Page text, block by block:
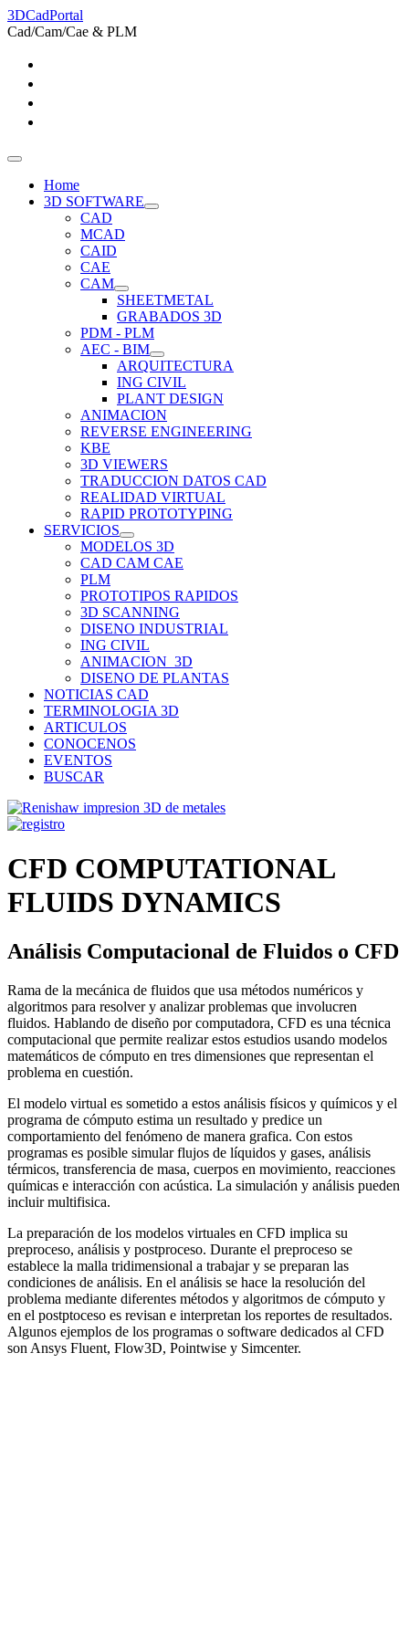
3DCadPortal
Cad/Cam/Cae & PLM
Home
3D SOFTWARE
CAD
MCAD
CAID
CAE
CAM
SHEETMETAL
GRABADOS 3D
PDM - PLM
AEC - BIM
ARQUITECTURA
ING CIVIL
PLANT DESIGN
ANIMACION
REVERSE ENGINEERING
KBE
3D VIEWERS
TRADUCCION DATOS CAD
REALIDAD VIRTUAL
RAPID PROTOTYPING
SERVICIOS
MODELOS 3D
CAD CAM CAE
PLM
PROTOTIPOS RAPIDOS
3D SCANNING
DISENO INDUSTRIAL
ING CIVIL
ANIMACION_3D
DISENO DE PLANTAS
NOTICIAS CAD
TERMINOLOGIA 3D
ARTICULOS
CONOCENOS
EVENTOS
BUSCAR
CFD COMPUTATIONAL
FLUIDS DYNAMICS
Análisis Computacional de Fluidos o CFD
Rama de la mecánica de fluidos que usa métodos numéricos y
algoritmos para resolver y analizar problemas que involucren
fluidos. Hablando de diseño por computadora, CFD es una técnica
computacional que permite realizar estos estudios usando modelos
matemáticos de cómputo en tres dimensiones que representan el
problema en cuestión.
El modelo virtual es sometido a estos análisis físicos y químicos y el
programa de cómputo estima un resultado y predice un
comportamiento del fenómeno de manera grafica. Con estos
programas es posible simular flujos de líquidos y gases, análisis
térmicos, transferencia de masa, cuerpos en movimiento, reacciones
químicas e interacción con acústica. La simulación y análisis pueden
incluir multifisica.
La preparación de los modelos virtuales en CFD implica su
preproceso, análisis y postproceso. Durante el preproceso se
establece la malla tridimensional a trabajar y se preparan las
condiciones de análisis. En el análisis se hace la resolución del
problema mediante diferentes métodos y algoritmos de cómputo y
en el postptoceso es revisan e interpretan los reportes de resultados.
Algunos ejemplos de los programas o software dedicados al CFD
son Ansys Fluent, Flow3D, Pointwise y Simcenter.